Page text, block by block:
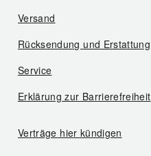
Versand
Rücksendung und Erstattung
Service
Erklärung zur Barrierefreiheit
Verträge hier kündigen